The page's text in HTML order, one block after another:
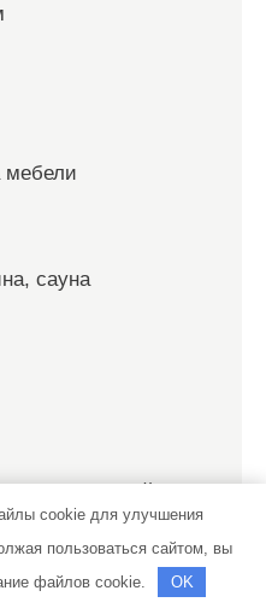
мебели
сауна
cookie для улучшения
пользоваться сайтом, вы
файлов cookie.
OK